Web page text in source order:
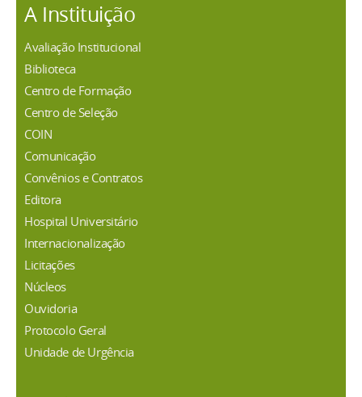
A Instituição
Avaliação Institucional
Biblioteca
Centro de Formação
Centro de Seleção
COIN
Comunicação
Convênios e Contratos
Editora
Hospital Universitário
Internacionalização
Licitações
Núcleos
Ouvidoria
Protocolo Geral
Unidade de Urgência